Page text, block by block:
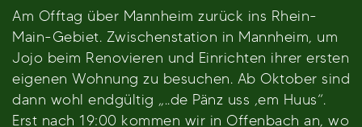
Am Offtag über Mannheim zurück ins Rhein-
Main-Gebiet. Zwischenstation in Mannheim, um
Jojo beim Renovieren und Einrichten ihrer ersten
eigenen Wohnung zu besuchen. Ab Oktober sind
dann wohl endgültig „..de Pänz uss ‚em Huus“.
Erst nach 19:00 kommen wir in Offenbach an, wo